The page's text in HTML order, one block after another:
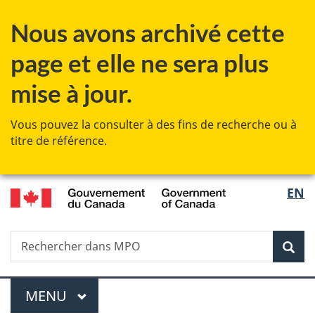
Nous avons archivé cette
page et elle ne sera plus
mise à jour.
Vous pouvez la consulter à des fins de recherche ou à
titre de référence.
au
principal
à
sujet
à
version
de
la
EN
Recherche
Rechercher
dans
océans
Menu
MENU PRINCIPAL